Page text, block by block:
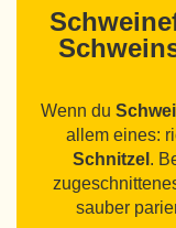
Wenn du
allem eines:
Schnitzel .
sauber